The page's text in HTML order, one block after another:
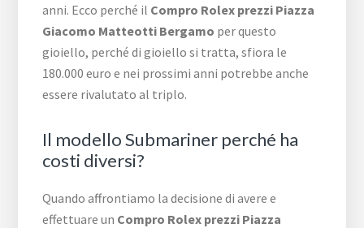
anni. Ecco perché il Compro Rolex prezzi Piazza
Giacomo Matteotti Bergamo per questo
gioiello, perché di gioiello si tratta, sfiora le
180.000 euro e nei prossimi anni potrebbe anche
essere rivalutato al triplo.
Il modello Submariner perché ha
costi diversi?
Quando affrontiamo la decisione di avere e
effettuare un Compro Rolex prezzi Piazza